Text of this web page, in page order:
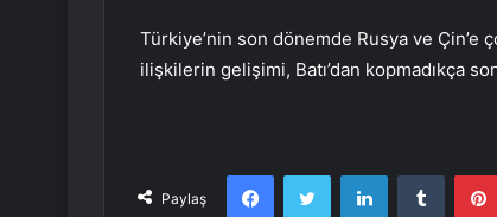
Türkiye’nin son dönemde Rusya ve Çin’e
ilişkilerin gelişimi, Batı’dan kopmadıkça
Paylaş
FacebookTwitter LinkedInTumblr